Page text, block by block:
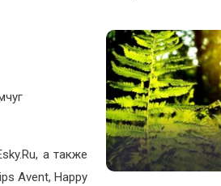
а также
Avent, Happy